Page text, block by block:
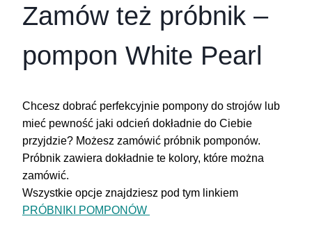
Zamów też próbnik –
pompon White Pearl
Chcesz dobrać perfekcyjnie pompony do strojów lub
mieć pewność jaki odcień dokładnie do Ciebie
przyjdzie? Możesz zamówić próbnik pomponów.
Próbnik zawiera dokładnie te kolory, które można
zamówić.
Wszystkie opcje znajdziesz pod tym linkiem
PRÓBNIKI POMPONÓW